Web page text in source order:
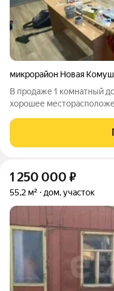
микрорайон Новая
В продаже 1 комнатный
хорошее
живи. Участок
на участке нет, что дает
1 250 000 ₽
55,2 м² дом, участок